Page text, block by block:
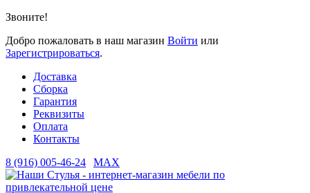
Звоните!
Добро пожаловать в наш магазин Войти или
Зарегистрироваться.
Доставка
Сборка
Гарантия
Реквизиты
Оплата
Контакты
8 (916) 005-46-24
MAX